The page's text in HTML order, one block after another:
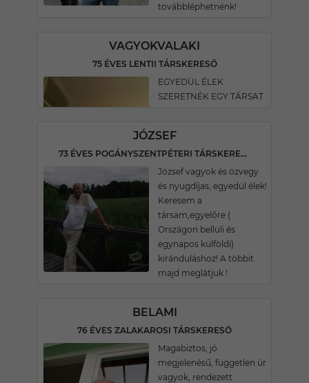
továbbléphetnénk!
VAGYOKVALAKI
75 ÉVES LENTII TÁRSKERESŐ
EGYEDÜL ÉLEK
SZERETNÉK EGY TÁRSAT
JÓZSEF
73 ÉVES POGÁNYSZENTPÉTERI TÁRSKERESŐ
József vagyok és özvegy
és nyugdíjas, egyedül élek!
Keresem a
társam,egyelőre (
Országon bellüli és
egynapos külföldi)
kiránduláshoz! A többit
majd meglátjuk !
BELAMI
76 ÉVES ZALAKAROSI TÁRSKERESŐ
Magabiztos, jó
megjelenésű, független úr
vagyok, rendezett